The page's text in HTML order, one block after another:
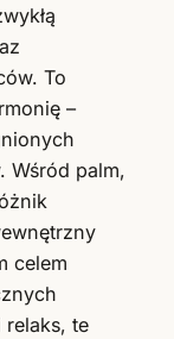
To
–
Wśród palm,
celem
te